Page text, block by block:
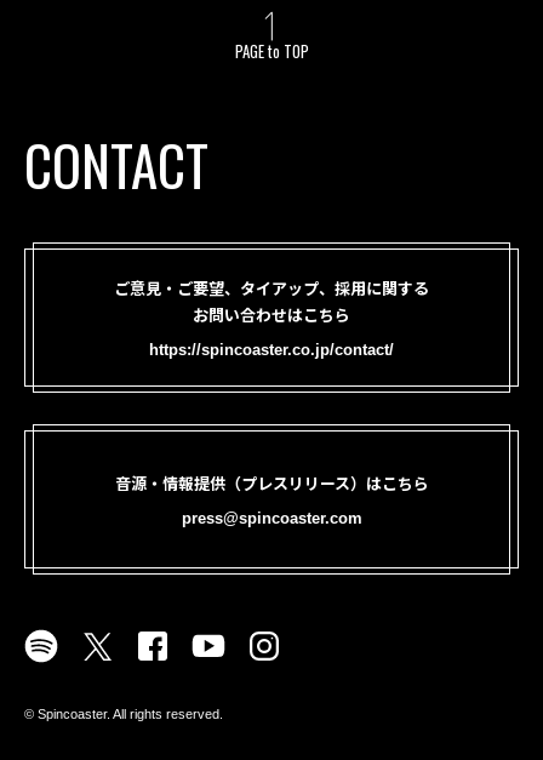
PAGE to TOP
CONTACT
ご意見・ご要望、タイアップ、採用に関する
お問い合わせはこちら
https://spincoaster.co.jp/contact/
音源・情報提供（プレスリリース）はこちら
press@spincoaster.com
©︎ Spincoaster. All rights reserved.